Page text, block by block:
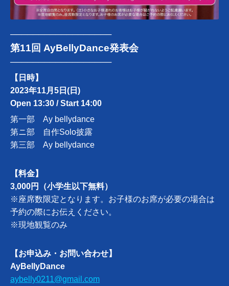
──────────────────
第11回 AyBellyDance発表会
──────────────────
【日時】
2023年11月5日(日)
Open 13:30 / Start 14:00
第一部 Ay bellydance
第ニ部 自作Solo披露
第三部 Ay bellydance
【料金】
3,000円（小学生以下無料）
※座席数限定となります。お子様のお席が必要の場合は
予約の際にお伝えください。
※現地観覧のみ
【お申込み・お問い合わせ】
AyBellyDance
aybelly0211@gmail.com